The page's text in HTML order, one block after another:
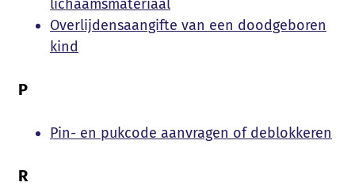
lichaamsmateriaal
Overlijdensaangifte van een doodgeboren
kind
P
Pin- en pukcode aanvragen of deblokkeren
R